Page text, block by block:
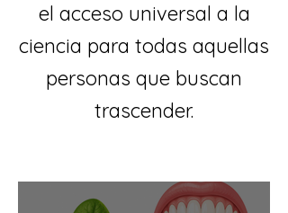
el acceso universal a la
ciencia para todas aquellas
personas que buscan
trascender.